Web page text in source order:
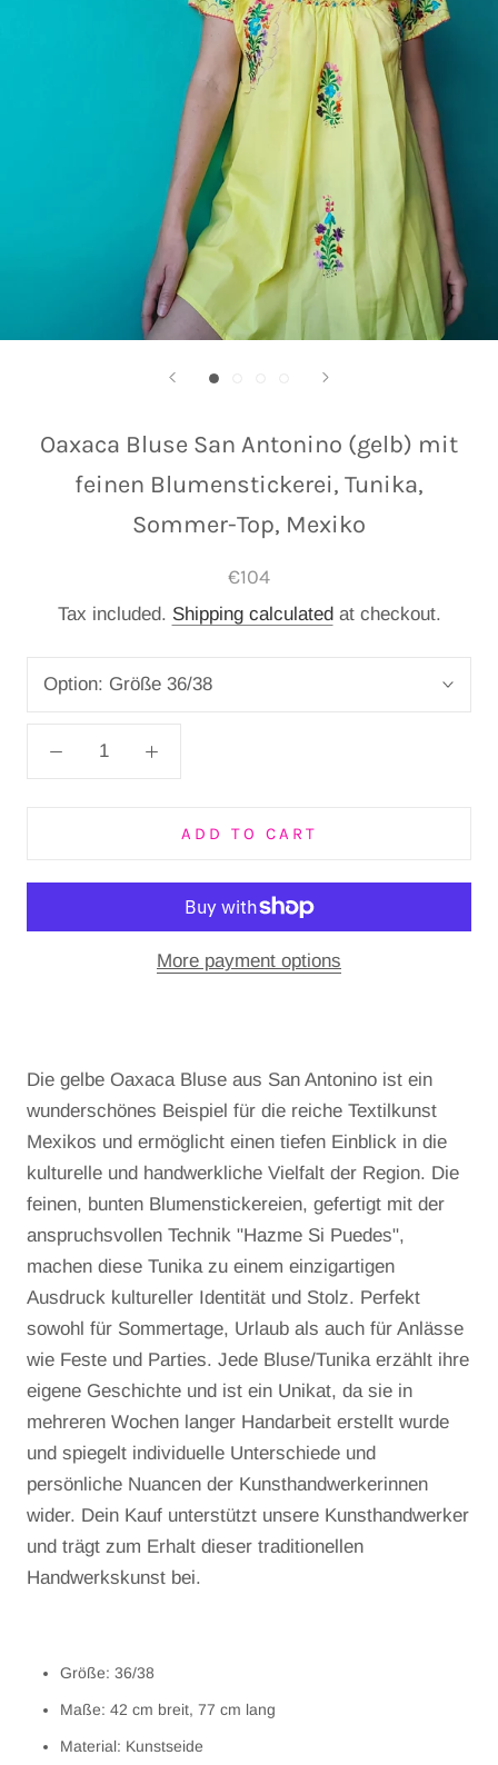
Oaxaca Bluse San Antonino (gelb) mit
feinen Blumenstickerei, Tunika,
Sommer-Top, Mexiko
€104
Tax included. Shipping calculatedat checkout.
Option: Größe 36/38
ADD TO CART
More payment options
Die gelbe Oaxaca Bluse aus San Antonino ist ein
wunderschönes Beispiel für die reiche Textilkunst
Mexikos und ermöglicht einen tiefen Einblick in die
kulturelle und handwerkliche Vielfalt der Region. Die
feinen, bunten Blumenstickereien, gefertigt mit der
anspruchsvollen Technik "Hazme Si Puedes",
machen diese Tunika zu einem einzigartigen
Ausdruck kultureller Identität und Stolz. Perfekt
sowohl für Sommertage, Urlaub als auch für Anlässe
wie Feste und Parties. Jede Bluse/Tunika erzählt ihre
eigene Geschichte und ist ein Unikat, da sie in
mehreren Wochen langer Handarbeit erstellt wurde
und spiegelt individuelle Unterschiede und
persönliche Nuancen der Kunsthandwerkerinnen
wider. Dein Kauf unterstützt unsere Kunsthandwerker
und trägt zum Erhalt dieser traditionellen
Handwerkskunst bei.
Größe: 36/38
Maße: 42 cm breit, 77 cm lang
Material: Kunstseide